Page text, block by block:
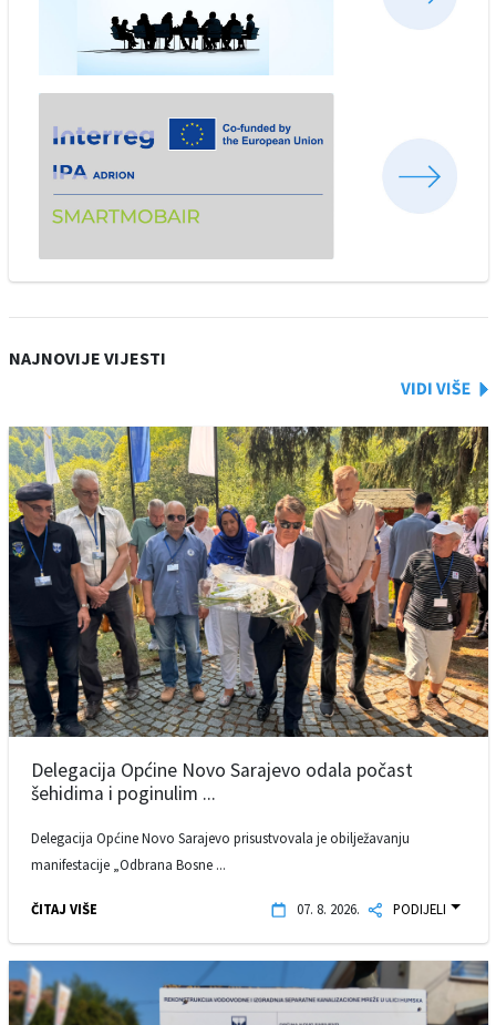
NAJNOVIJE VIJESTI
Delegacija Općine Novo Sarajevo odala počast
šehidima i poginulim ...
Delegacija Općine Novo Sarajevo prisustvovala je obilježavanju
manifestacije „Odbrana Bosne ...
ČITAJ VIŠE 07. 8. 2026. PODIJELI